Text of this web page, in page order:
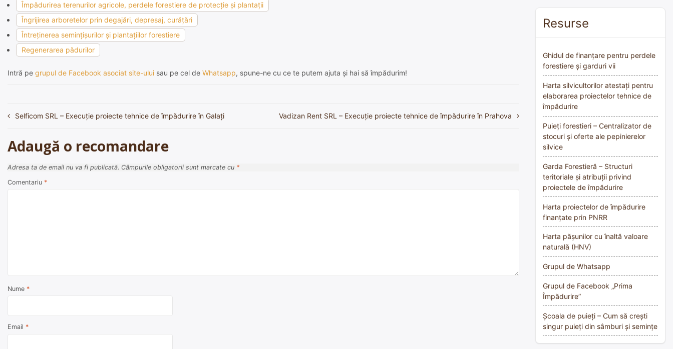
Împădurirea terenurilor agricole, perdele forestiere de protecţie şi plantaţii
Îngrijirea arboretelor prin degajări, depresaj, curăţări
Întreţinerea seminţişurilor şi plantaţiilor forestiere
Regenerarea pădurilor
Intră pe grupul de Facebook asociat site-ului sau pe cel de Whatsapp, spune-ne cu ce te putem ajuta și hai să împădurim!
Navigare
articole
Selficom SRL – Execuție proiecte tehnice de împădurire în Galați Vadizan Rent SRL – Execuție proiecte tehnice de împădurire în Prahova
Adaugă o recomandare
Adresa ta de email nu va fi publicată. Câmpurile obligatorii sunt marcate cu *
Comentariu *
Nume *
Email *
Resurse
Ghidul de finanțare pentru perdele
forestiere și garduri vii
Harta silvicultorilor atestați pentru
elaborarea proiectelor tehnice de
împădurire
Puieți forestieri – Centralizator de
stocuri și oferte ale pepinierelor
silvice
Garda Forestieră – Structuri
teritoriale și atribuții privind
proiectele de împădurire
Harta proiectelor de împădurire
finanțate prin PNRR
Harta pășunilor cu înaltă valoare
naturală (HNV)
Grupul de Whatsapp
Grupul de Facebook „Prima
Împădurire”
Școala de puieți – Cum să crești
singur puieți din sâmburi și semințe